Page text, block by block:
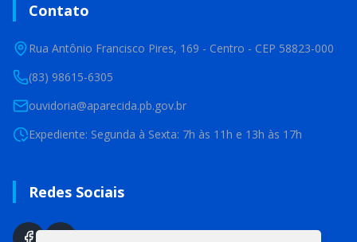
Contato
Rua Antônio Francisco Pires, 169 - Centro - CEP 58823-000
(83) 98615-6305
ouvidoria@aparecida.pb.gov.br
Expediente: Segunda à Sexta: 7h às 11h e 13h às 17h
Redes Sociais